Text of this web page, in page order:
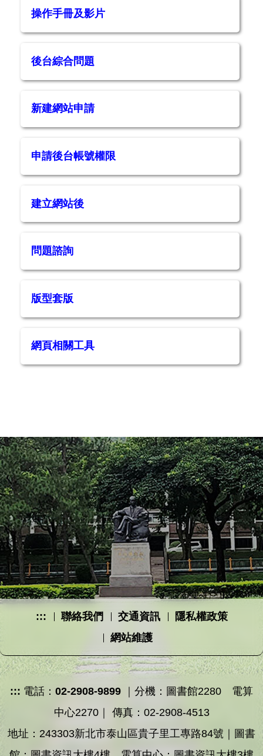
操作手冊及影片
後台綜合問題
新建網站申請
申請後台帳號權限
建立網站後
問題諮詢
版型套版
網頁相關工具
::: 聯絡我們 交通資訊
隱私權政策
網站維護
::: 電話： 02-2908-9899 ｜分機：圖書館2280 電算
中心2270｜ 傳真：02-2908-4513
地址：243303新北市泰山區貴子里工專路84號｜圖書